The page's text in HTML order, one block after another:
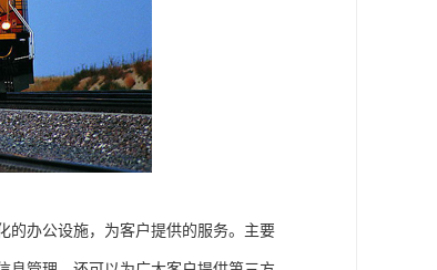
的办公设施，为客户提供的服务。主要